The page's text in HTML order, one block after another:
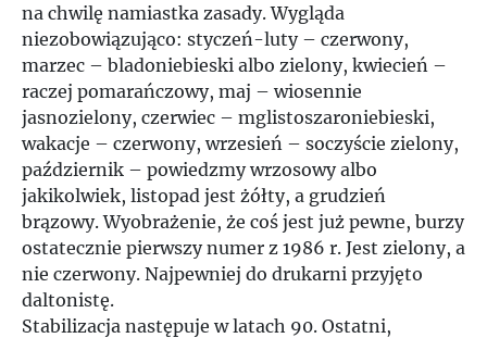
na chwilę namiastka zasady. Wygląda
niezobowiązująco: styczeń-luty – czerwony,
marzec – bladoniebieski albo zielony, kwiecień –
raczej pomarańczowy, maj – wiosennie
jasnozielony, czerwiec – mglistoszaroniebieski,
wakacje – czerwony, wrzesień – soczyście zielony,
październik – powiedzmy wrzosowy albo
jakikolwiek, listopad jest żółty, a grudzień
brązowy. Wyobrażenie, że coś jest już pewne, burzy
ostatecznie pierwszy numer z 1986 r. Jest zielony, a
nie czerwony. Najpewniej do drukarni przyjęto
daltonistę.
Stabilizacja następuje w latach 90. Ostatni,